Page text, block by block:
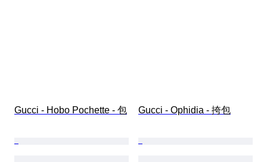
Gucci - Hobo Pochette - 包 Gucci - Ophidia - 挎包